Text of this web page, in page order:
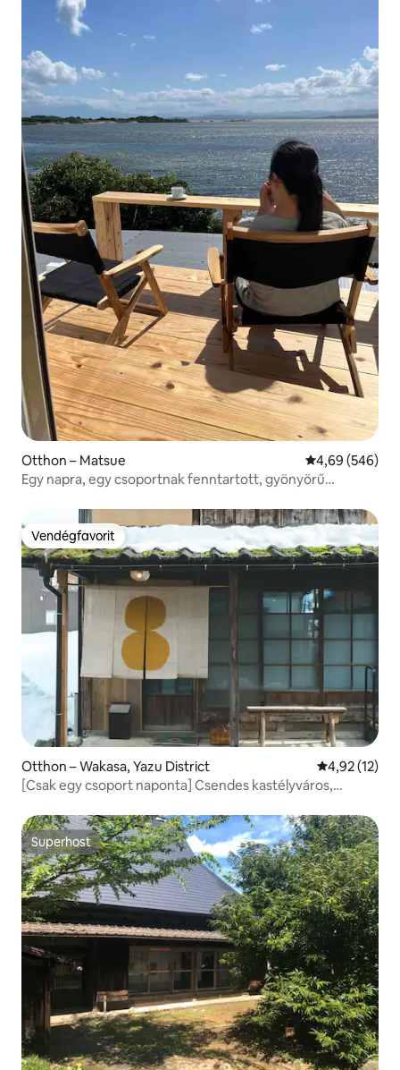
Otthon – Matsue Átlagos
4,69 (546)
Egy napra, egy csoportnak fenntartott, gyönyörű
„Hige Dan” is adott élő koncertet a földszinti kávézó előtt,
a tengerrel szemben
Vendégfavorit
Vendégfavorit
Otthon – Wakasa, Yazu District Átlagos
4,92 (12)
[Csak egy csoport naponta] Csendes kastélyváros,
A „Hachi” galéria, ahol megszállhat
Superhost
Superhost